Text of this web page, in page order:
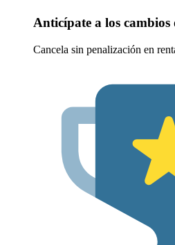
Anticípate a los cambios
Cancela sin penalización en